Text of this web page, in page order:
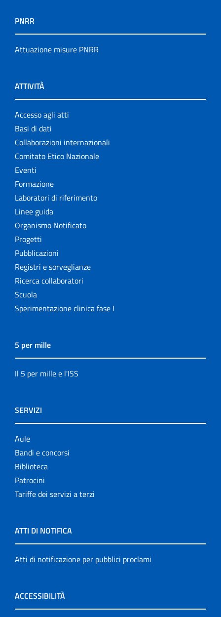
PNRR
Attuazione misure PNRR
ATTIVITÀ
Accesso agli atti
Basi di dati
Collaborazioni internazionali
Comitato Etico Nazionale
Eventi
Formazione
Laboratori di riferimento
Linee guida
Organismo Notificato
Progetti
Pubblicazioni
Registri e sorveglianze
Ricerca collaboratori
Scuola
Sperimentazione clinica fase I
5 per mille
Il 5 per mille e l'ISS
SERVIZI
Aule
Bandi e concorsi
Biblioteca
Patrocini
Tariffe dei servizi a terzi
ATTI DI NOTIFICA
Atti di notificazione per pubblici proclami
ACCESSIBILITÀ